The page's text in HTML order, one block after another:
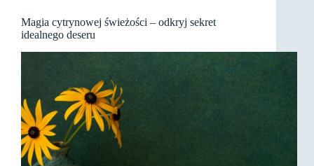
Magia cytrynowej świeżości – odkryj sekret
idealnego deseru